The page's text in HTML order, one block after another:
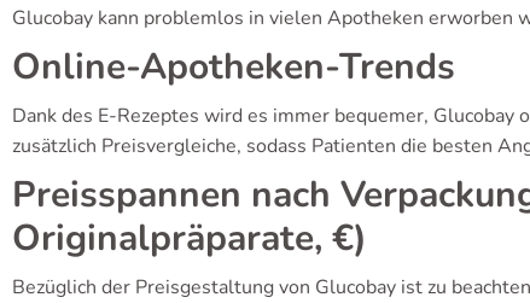
Glucobay kann problemlos in vielen Apotheken erworben
Online-Apotheken-Trends
Dank des E-Rezeptes wird es immer bequemer,
zusätzlich Preisvergleiche, sodass Patienten die besten
Preisspannen nach
Originalpräparate, €)
Bezüglich der Preisgestaltung von Glucobay ist zu